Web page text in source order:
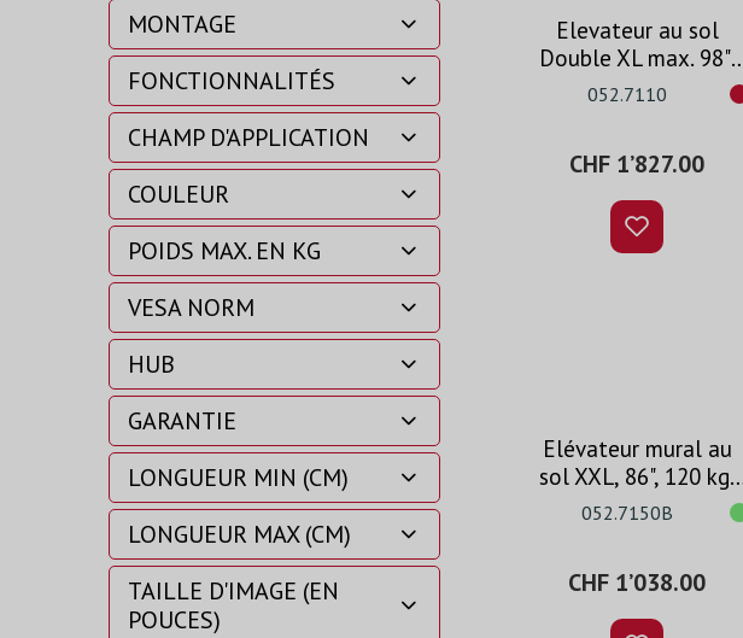
MONTAGE
FONCTIONNALITÉS
CHAMP D'APPLICATION
COULEUR
POIDS MAX. EN KG
VESA NORM
HUB
GARANTIE
LONGUEUR MIN (CM)
LONGUEUR MAX (CM)
TAILLE D'IMAGE (EN
POUCES)
Elevateur au sol
Double XL max. 98",
200kg, 600mm
052.7110
CHF 1’827.00
Elévateur mural au
sol XXL, 86", 120 kg,
hauteur réglable 870
052.7150B
CHF 1’038.00